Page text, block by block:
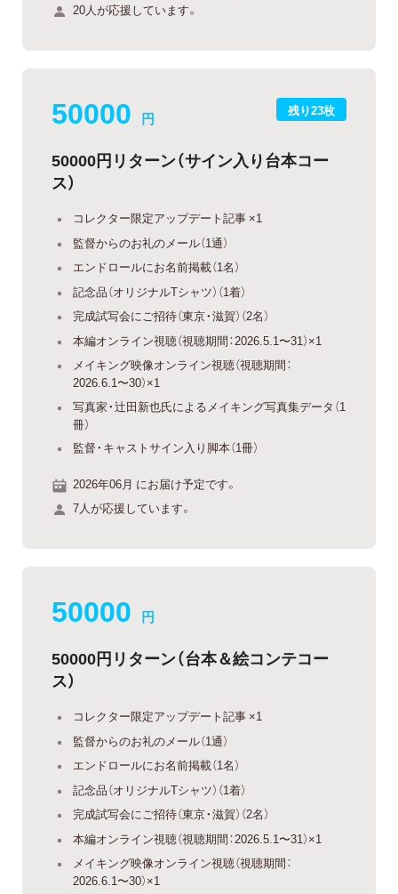
20人が応援しています。
残り23枚
50000 円
50000円リターン（サイン入り台本コー
ス）
コレクター限定アップデート記事 ×1
監督からのお礼のメール（1通）
エンドロールにお名前掲載（1名）
記念品（オリジナルTシャツ）（1着）
完成試写会にご招待（東京・滋賀）（2名）
本編オンライン視聴（視聴期間：2026.5.1〜31）×1
メイキング映像オンライン視聴（視聴期間：
2026.6.1〜30）×1
写真家・辻田新也氏によるメイキング写真集データ（1
冊）
監督・キャストサイン入り脚本（1冊）
2026年06月 にお届け予定です。
7人が応援しています。
50000 円
50000円リターン（台本＆絵コンテコー
ス）
コレクター限定アップデート記事 ×1
監督からのお礼のメール（1通）
エンドロールにお名前掲載（1名）
記念品（オリジナルTシャツ）（1着）
完成試写会にご招待（東京・滋賀）（2名）
本編オンライン視聴（視聴期間：2026.5.1〜31）×1
メイキング映像オンライン視聴（視聴期間：
2026.6.1〜30）×1